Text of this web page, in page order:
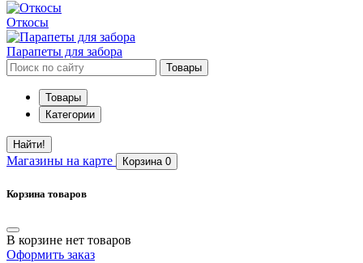
Откосы
Парапеты для забора
Товары
Товары
Категории
Найти!
Магазины на карте Корзина 0
Корзина товаров
В корзине нет товаров
Оформить заказ